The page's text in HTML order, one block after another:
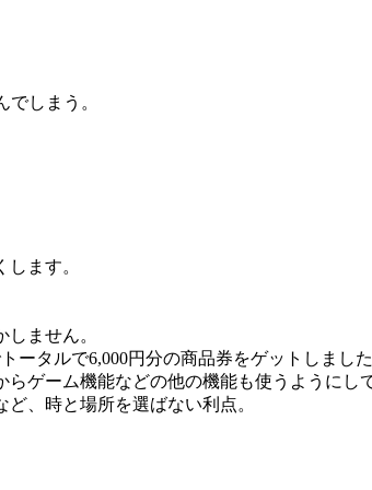
しまう。
ます。
ません。
タルで6,000円分の商品券をゲットしました
ゲーム機能などの他の機能も使うようにし
、時と場所を選ばない利点。